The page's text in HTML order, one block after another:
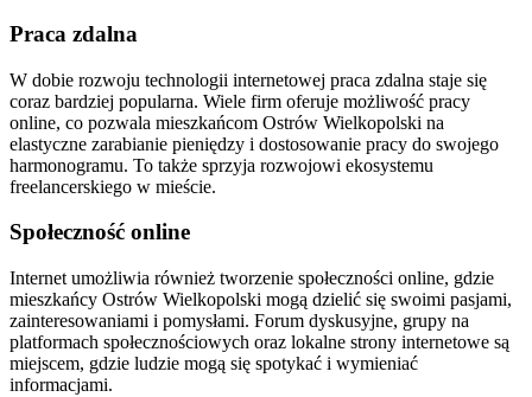
Praca zdalna
W dobie rozwoju technologii internetowej praca zdalna staje się
coraz bardziej popularna. Wiele firm oferuje możliwość pracy
online, co pozwala mieszkańcom Ostrów Wielkopolski na
elastyczne zarabianie pieniędzy i dostosowanie pracy do swojego
harmonogramu. To także sprzyja rozwojowi ekosystemu
freelancerskiego w mieście.
Społeczność online
Internet umożliwia również tworzenie społeczności online, gdzie
mieszkańcy Ostrów Wielkopolski mogą dzielić się swoimi pasjami,
zainteresowaniami i pomysłami. Forum dyskusyjne, grupy na
platformach społecznościowych oraz lokalne strony internetowe są
miejscem, gdzie ludzie mogą się spotykać i wymieniać
informacjami.